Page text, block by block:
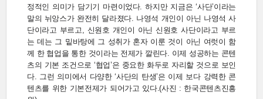
정적인 의미가 담기기 마련이었다. 하지만 지금은 ‘사단’이라는
말의 뉘앙스가 완전히 달라졌다. 나영석 개인이 아닌 나영석 사
단이라고 부르고, 신원호 개인이 아닌 신원호 사단이라고 부르
는 데는 그 밑바탕에 그 성취가 혼자 이룬 것이 아닌 여럿이 함
께 한 협업을 통한 것이라는 전제가 깔린다. 이제 성공하는 콘텐
츠의 기본 조건으로 ‘협업’은 중요한 화두로 자리할 것으로 보인
다. 그런 의미에서 다양한 ‘사단의 탄생’은 이제 보다 강력한 콘
텐츠를 위한 기본전제가 되어가고 있다.(사진 : 한국콘텐츠진흥